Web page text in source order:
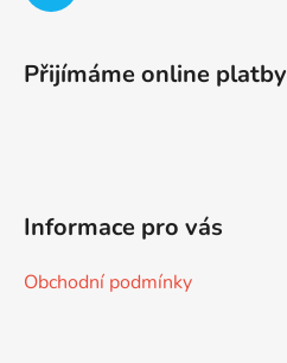
Přijímáme online platby
Informace pro vás
Obchodní podmínky